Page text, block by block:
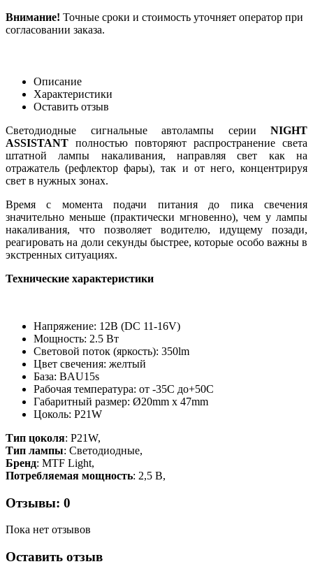
Внимание! Точные сроки и стоимость уточняет оператор при
согласовании заказа.
Описание
Характеристики
Оставить отзыв
Светодиодные сигнальные автолампы серии NIGHT
ASSISTANT полностью повторяют распространение света
штатной лампы накаливания, направляя свет как на
отражатель (рефлектор фары), так и от него, концентрируя
свет в нужных зонах.
Время с момента подачи питания до пика свечения
значительно меньше (практически мгновенно), чем у лампы
накаливания, что позволяет водителю, идущему позади,
реагировать на доли секунды быстрее, которые особо важны в
экстренных ситуациях.
Технические характеристики
Напряжение: 12В (DC 11-16V)
Мощность: 2.5 Вт
Световой поток (яркость): 350lm
Цвет свечения: желтый
База: BAU15s
Рабочая температура: от -35С до+50С
Габаритный размер: Ø20mm х 47mm
Цоколь: P21W
Тип цоколя: P21W,
Тип лампы: Светодиодные,
Бренд: MTF Light,
Потребляемая мощность: 2,5 В,
Отзывы: 0
Пока нет отзывов
Оставить отзыв